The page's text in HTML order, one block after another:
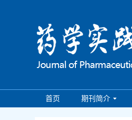
首页 期刊简介